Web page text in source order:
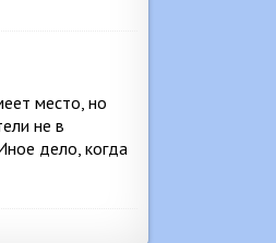
место, но
не в
дело, когда